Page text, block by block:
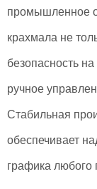
промышленное
крахмала не
безопасность
ручное
Стабильная
обеспечивает
графика любого